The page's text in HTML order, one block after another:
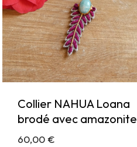
Collier NAHUA Loana
brodé avec amazonite
60,00€